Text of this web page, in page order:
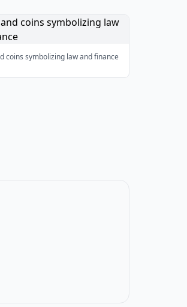
coins symbolizing law and finance